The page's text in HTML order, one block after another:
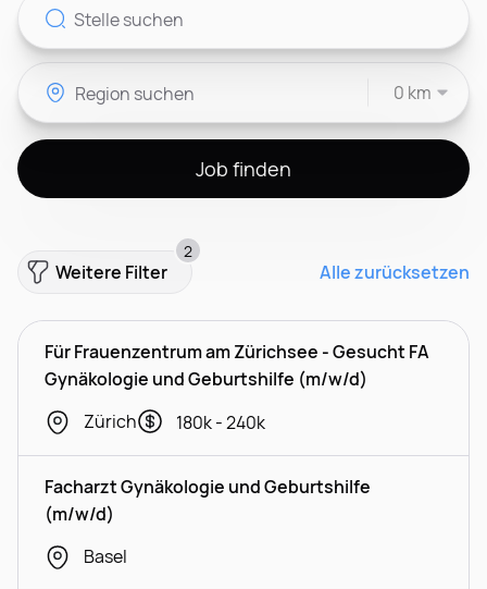
CH
0 km
Job finden
Weitere Filter
2
Alle zurücksetzen
Für Frauenzentrum am Zürichsee - Gesucht FA
Gynäkologie und Geburtshilfe (m/w/d)
Zürich
180k - 240k
Facharzt Gynäkologie und Geburtshilfe
(m/w/d)
Basel